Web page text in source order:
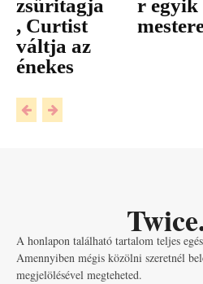
zsűritagja
, Curtist
váltja az
énekes
r egyik
A honlapon található tartalom teljes
Amennyiben mégis közölni szeretnél
megjelölésével megteheted.